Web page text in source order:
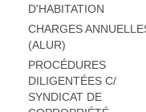
D'HABITATION
CHARGES
(ALUR)
PROCÉDURES
DILIGENTÉES C/
SYNDICAT DE